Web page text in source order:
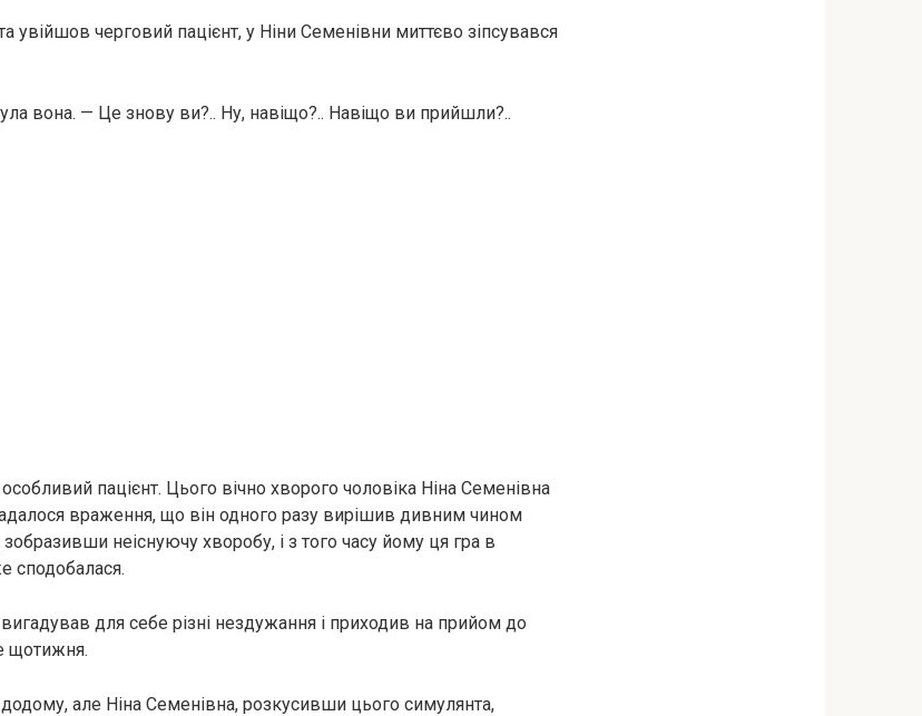
увійшов черговий пацієнт, у Ніни Семенівни миттєво зіпсувався
вона. — Це знову ви?.. Ну, навіщо?.. Навіщо ви прийшли?..
пацієнт. Цього вічно хворого чоловіка Ніна Семенівна
враження, що він одного разу вирішив дивним чином
неіснуючу хворобу, і з того часу йому ця гра в
сподобалася.
для себе різні нездужання і приходив на прийом до
щотижня.
додому, але Ніна Семенівна, розкусивши цього симулянта,